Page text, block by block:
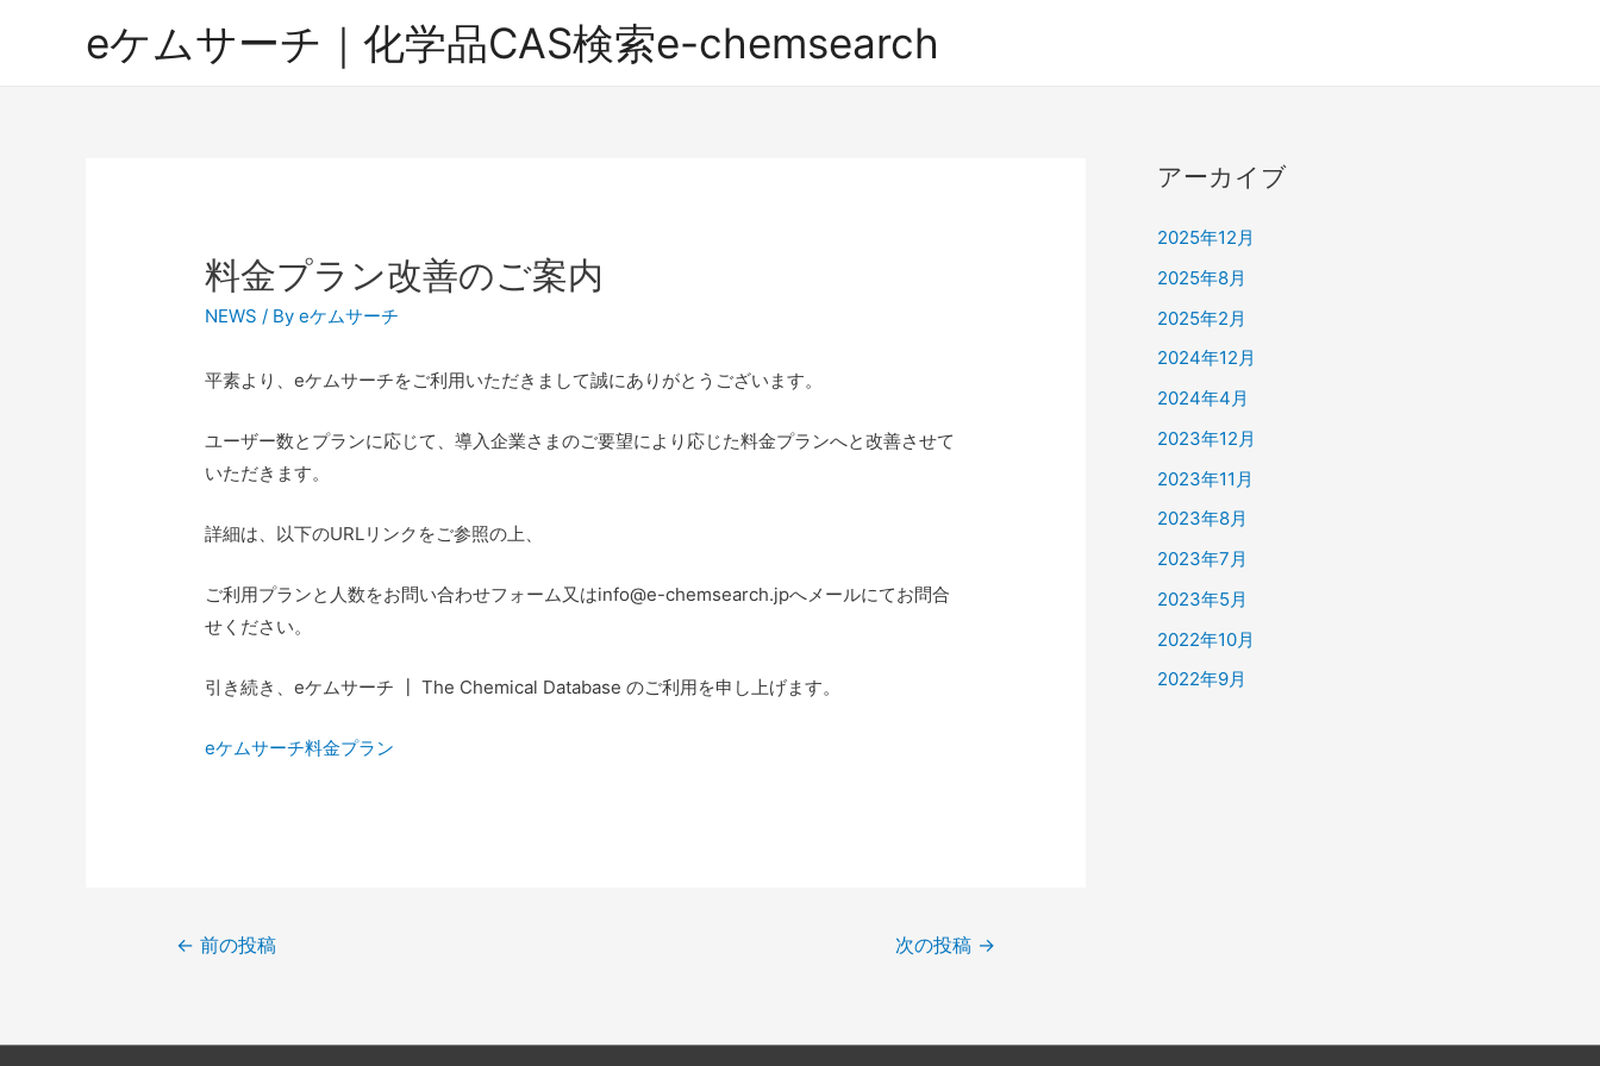
eケムサーチ｜化学品CAS検索e-chemsearch
料金プラン改善のご案内
NEWS / Byeケムサーチ
平素より、eケムサーチをご利用いただきまして誠にありがとうございます。
ユーザー数とプランに応じて、導入企業さまのご要望により応じた料金プランへと改善させて
いただきます。
詳細は、以下のURLリンクをご参照の上、
ご利用プランと人数をお問い合わせフォーム又はinfo@e-chemsearch.jpへメールにてお問合
せください。
引き続き、eケムサーチ ┃ The Chemical Database のご利用を申し上げます。
eケムサーチ料金プラン
投
ナ
← 前の投稿 次の投稿 →
アーカイブ
2025年12月
2025年8月
2025年2月
2024年12月
2024年4月
2023年12月
2023年11月
2023年8月
2023年7月
2023年5月
2022年10月
2022年9月